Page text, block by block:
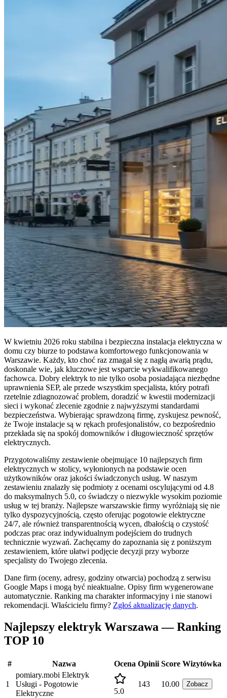
W kwietniu 2026 roku stabilna i bezpieczna instalacja elektryczna w
domu czy biurze to podstawa komfortowego funkcjonowania w
Warszawie. Każdy, kto choć raz zmagał się z nagłą awarią prądu,
doskonale wie, jak kluczowe jest wsparcie wykwalifikowanego
fachowca. Dobry elektryk to nie tylko osoba posiadająca niezbędne
uprawnienia SEP, ale przede wszystkim specjalista, który potrafi
rzetelnie zdiagnozować problem, doradzić w kwestii modernizacji
sieci i wykonać zlecenie zgodnie z najwyższymi standardami
bezpieczeństwa. Wybierając sprawdzoną firmę, zyskujesz pewność,
że Twoje instalacje są w rękach profesjonalistów, co bezpośrednio
przekłada się na spokój domowników i długowieczność sprzętów
elektrycznych.
Przygotowaliśmy zestawienie obejmujące 10 najlepszych firm
elektrycznych w stolicy, wyłonionych na podstawie ocen
użytkowników oraz jakości świadczonych usług. W naszym
zestawieniu znalazły się podmioty z ocenami oscylującymi od 4.8
do maksymalnych 5.0, co świadczy o niezwykle wysokim poziomie
usług w tej branży. Najlepsze warszawskie firmy wyróżniają się nie
tylko dyspozycyjnością, często oferując pogotowie elektryczne
24/7, ale również transparentnością wycen, dbałością o czystość
podczas prac oraz indywidualnym podejściem do trudnych
technicznie wyzwań. Zachęcamy do zapoznania się z poniższym
zestawieniem, które ułatwi podjęcie decyzji przy wyborze
specjalisty do Twojego zlecenia.
Dane firm (oceny, adresy, godziny otwarcia) pochodzą z serwisu
Google Maps i mogą być nieaktualne. Opisy firm wygenerowane
automatycznie. Ranking ma charakter informacyjny i nie stanowi
rekomendacji. Właścicielu firmy? Zgłoś aktualizację danych.
Najlepszy elektryk Warszawa — Ranking
TOP 10
# Nazwa Ocena Opinii Score Wizytówka
1
pomiary.mobi Elektryk
Usługi - Pogotowie
Elektryczne
5.0
143 10.00 Zobacz